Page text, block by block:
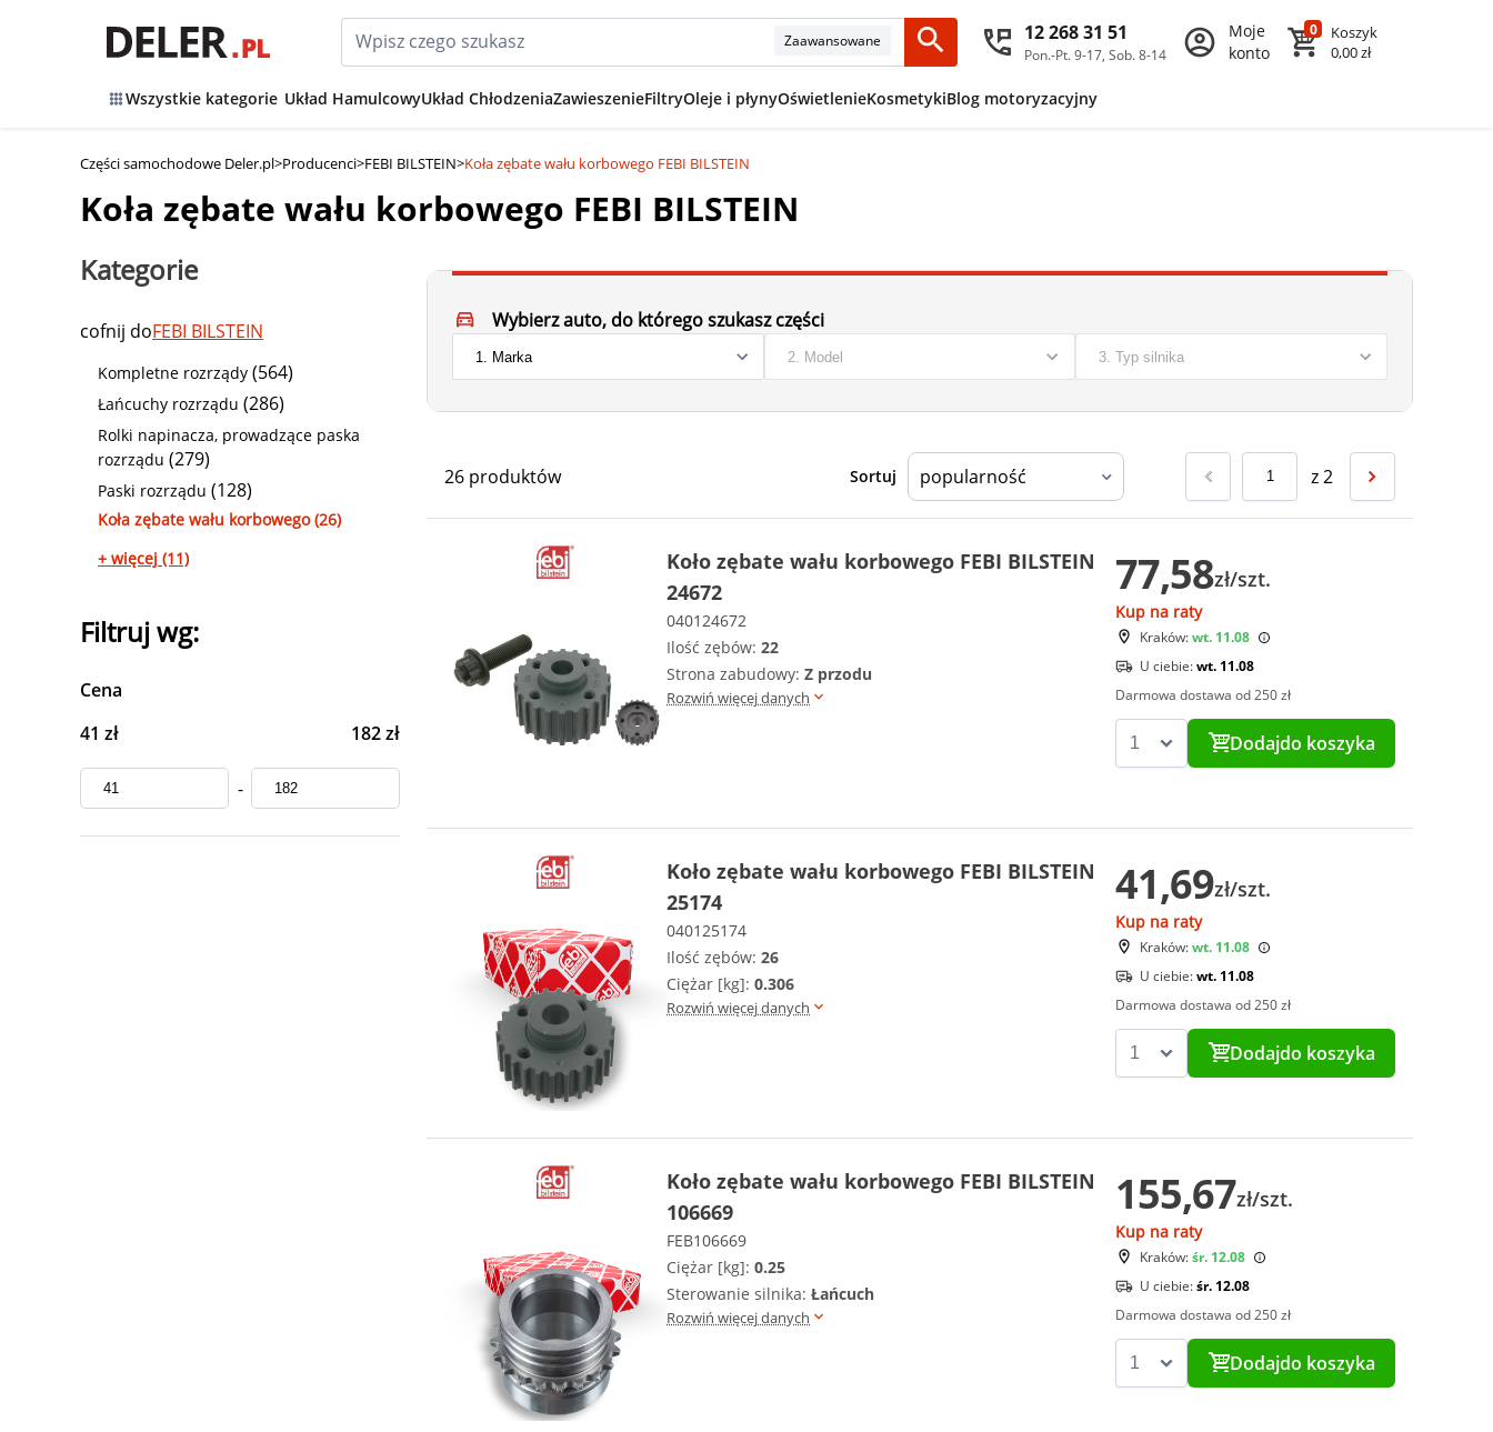
Zaawansowane 12 268 31 51
Pon.-Pt. 9-17, Sob. 8-14
Moje
konto
0
Koszyk
0,00 zł
Wszystkie kategorie Układ HamulcowyUkład ChłodzeniaZawieszenieFiltryOleje i płynyOświetlenieKosmetykiBlog motoryzacyjny
Części samochodowe Deler.pl>Producenci>FEBI BILSTEIN>Koła zębate wału korbowego FEBI BILSTEIN
Koła zębate wału korbowego FEBI BILSTEIN
Kategorie
cofnij doFEBI BILSTEIN
Kompletne rozrządy (564)
Łańcuchy rozrządu (286)
Rolki napinacza, prowadzące paska
rozrządu (279)
Paski rozrządu (128)
Koła zębate wału korbowego (26)
+ więcej (11)
Filtruj wg:
Cena
41 zł
182 zł
-
Wybierz auto, do którego szukasz części
26 produktów Sortuj z2
Koło zębate wału korbowego FEBI BILSTEIN
24672
040124672
Ilość zębów: 22
Strona zabudowy: Z przodu
Rozwiń więcej danych
77,58zł/szt.
Kup na raty
Kraków:wt. 11.08
U ciebie:wt. 11.08
Darmowa dostawa od 250 zł
Dodajdo koszyka
Koło zębate wału korbowego FEBI BILSTEIN
25174
040125174
Ilość zębów: 26
Ciężar [kg]: 0.306
Rozwiń więcej danych
41,69zł/szt.
Kup na raty
Kraków:wt. 11.08
U ciebie:wt. 11.08
Darmowa dostawa od 250 zł
Dodajdo koszyka
Koło zębate wału korbowego FEBI BILSTEIN
106669
FEB106669
Ciężar [kg]: 0.25
Sterowanie silnika: Łańcuch
Rozwiń więcej danych
155,67zł/szt.
Kup na raty
Kraków:śr. 12.08
U ciebie:śr. 12.08
Darmowa dostawa od 250 zł
Dodajdo koszyka